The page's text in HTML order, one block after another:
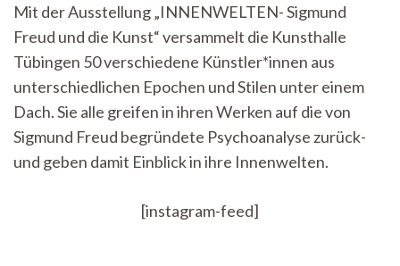
und
Brüste:
INNENWELTEN
in
der
Kunsthalle
Mit der Ausstellung „INNENWELTEN- Sigmund
Freud und die Kunst“ versammelt die Kunsthalle
Tübingen 50 verschiedene Künstler*innen aus
unterschiedlichen Epochen und Stilen unter einem
Dach. Sie alle greifen in ihren Werken auf die von
Sigmund Freud begründete Psychoanalyse zurück-
und geben damit Einblick in ihre Innenwelten.
[instagram-feed]